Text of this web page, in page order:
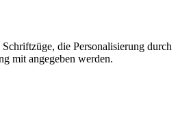
die Personalisierung durch
mit angegeben werden.